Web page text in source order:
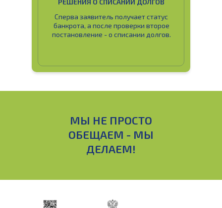
Сперва заявитель получает статус
банкрота, а после проверки второе
постановление - о списании долгов.
МЫ НЕ ПРОСТО
ОБЕЩАЕМ - МЫ
ДЕЛАЕМ!